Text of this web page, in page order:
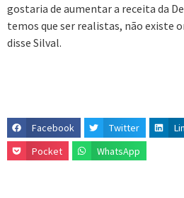
gostaria de aumentar a receita da
temos que ser realistas, não existe
disse Silval.
Facebook Twitter
Pocket
WhatsApp